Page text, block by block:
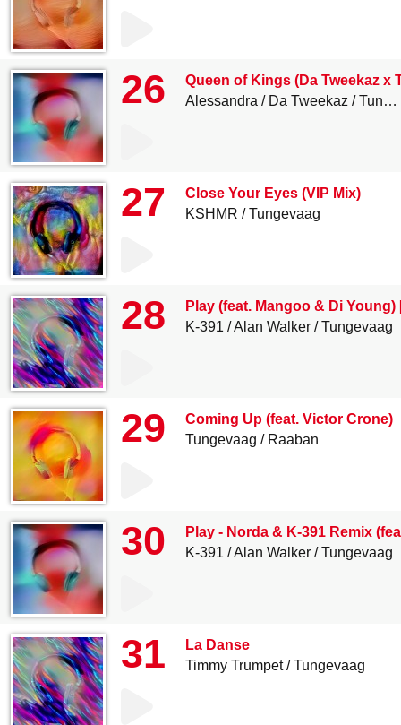
26
Queen of Kings (Da Tweekaz x
Alessandra
Da Tweekaz Tungevaag
27
Close Your Eyes (VIP Mix)
KSHMR
Tungevaag
28
Play (feat. Mangoo & Di
K-391
Alan Walker Tungevaag
29
Coming Up (feat. Victor Crone)
Tungevaag
Raaban
30
Play - Norda & K-391 Remix
K-391
Alan Walker Tungevaag
31
La Danse
Timmy Trumpet
Tungevaag